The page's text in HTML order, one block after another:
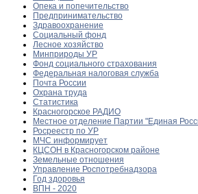
Опека и попечительство
Предпринимательство
Здравоохранение
Социальный фонд
Лесное хозяйство
Минприроды УР
Фонд социального страхования
Федеральная налоговая служба
Почта России
Охрана труда
Статистика
Красногорское РАДИО
Местное отделение Партии "Единая
Росреестр по УР
МЧС информирует
КЦСОН в Красногорском районе
Земельные отношения
Управление Роспотребнадзора
Год здоровья
ВПН - 2020